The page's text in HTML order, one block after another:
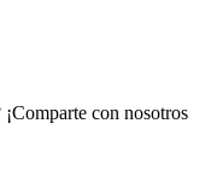
¡Comparte con nosotros